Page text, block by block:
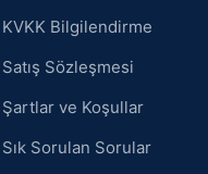
KVKK Bilgilendirme
Satış Sözleşmesi
Şartlar ve Koşullar
Sık Sorulan Sorular